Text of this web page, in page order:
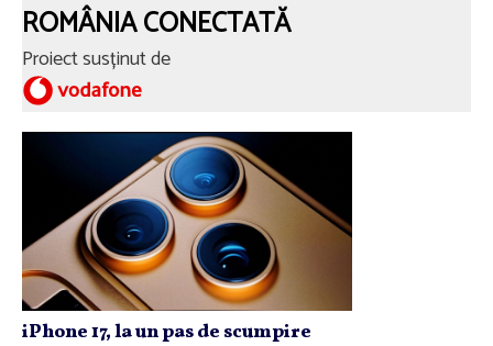
ROMÂNIA CONECTATĂ
Proiect susținut de
iPhone 17, la un pas de scumpire